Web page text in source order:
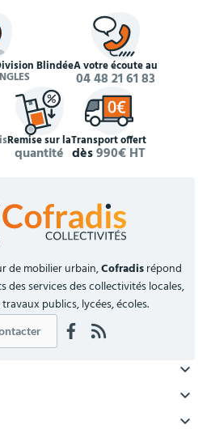
BlindéeÀ votre écoute au
04 48 21 61 83
Remise sur la
quantité
Transport offert
dès990€ HT
de mobilier urbain,Cofradisrépond
des services des collectivités locales,
publics, lycées, écoles.


